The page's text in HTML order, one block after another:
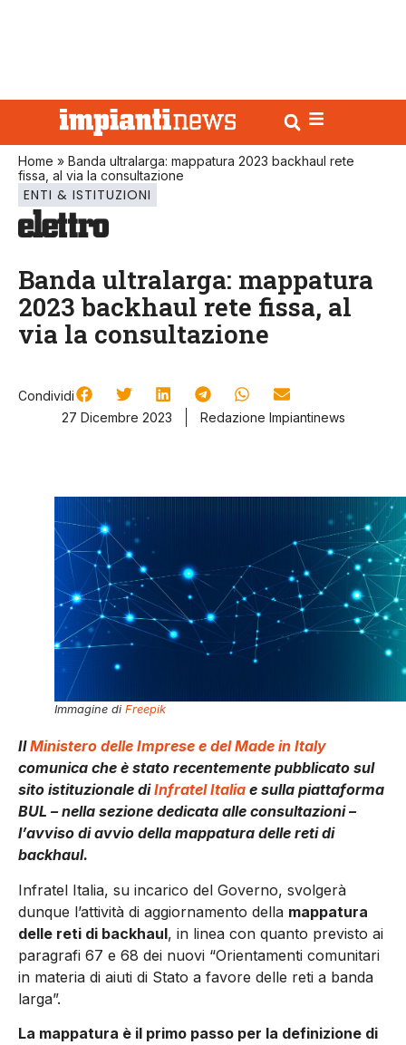
Home » Banda ultralarga: mappatura 2023 backhaul rete
fissa, al via la consultazione
ENTI & ISTITUZIONI
Banda ultralarga: mappatura
2023 backhaul rete fissa, al
via la consultazione
Condividi
27 Dicembre 2023
Redazione Impiantinews
Immagine di Freepik
IlMinistero delle Imprese e del Made in Italy
comunica che è stato recentemente pubblicato sul
sito istituzionale diInfratel Italia e sulla piattaforma
BUL – nella sezione dedicata alle consultazioni –
l’avviso di avvio della mappatura delle reti di
backhaul.
Infratel Italia, su incarico del Governo, svolgerà
dunque l’attività di aggiornamento della mappatura
delle reti di backhaul, in linea con quanto previsto ai
paragrafi 67 e 68 dei nuovi “Orientamenti comunitari
in materia di aiuti di Stato a favore delle reti a banda
larga”.
La mappatura è il primo passo per la definizione di